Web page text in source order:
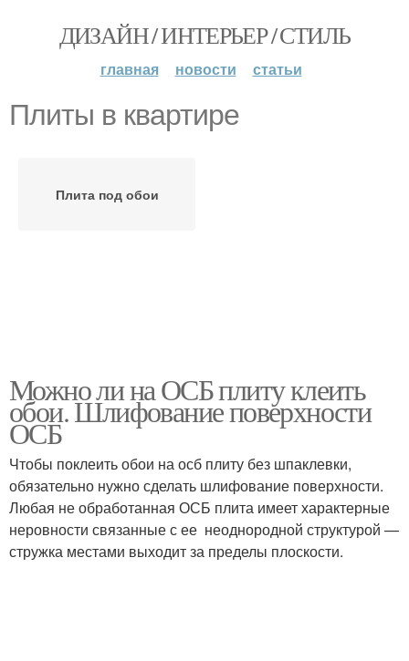
ДИЗАЙН / ИНТЕРЬЕР / СТИЛЬ
главная новости статьи
Плиты в квартире
Плита под обои
Можно ли на ОСБ плиту клеить
обои. Шлифование поверхности
ОСБ
Чтобы поклеить обои на осб плиту без шпаклевки,
обязательно нужно сделать шлифование поверхности.
Любая не обработанная ОСБ плита имеет характерные
неровности связанные с ее неоднородной структурой —
стружка местами выходит за пределы плоскости.